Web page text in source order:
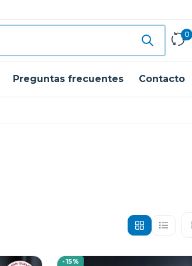
0
Preguntas frecuentes Contacto
-15%